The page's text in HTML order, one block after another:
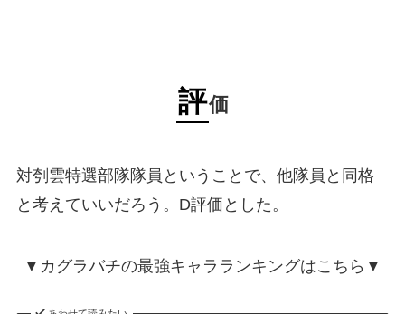
評価
対刳雲特選部隊隊員ということで、他隊員と同格
と考えていいだろう。D評価とした。
▼カグラバチの最強キャラランキングはこちら▼